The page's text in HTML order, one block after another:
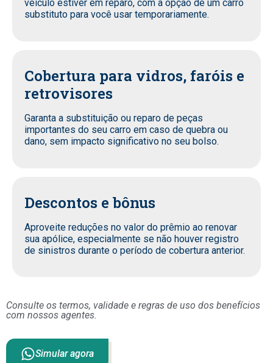
veículo estiver em reparo, com a opção de um carro
substituto para você usar temporariamente.
Cobertura para vidros, faróis e
retrovisores
Garanta a substituição ou reparo de peças
importantes do seu carro em caso de quebra ou
dano, sem impacto significativo no seu bolso.
Descontos e bônus
Aproveite reduções no valor do prêmio ao renovar
sua apólice, especialmente se não houver registro
de sinistros durante o período de cobertura anterior.
Consulte os termos, validade e regras de uso dos benefícios
com nossos agentes.
Simular agora